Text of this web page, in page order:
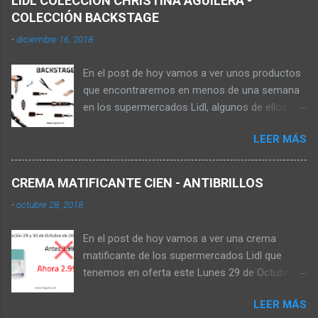
COLECCIÓN BACKSTAGE
-diciembre 16, 2018
En el post de hoy vamos a ver unos productos
que encontraremos en menos de una semana
en los supermercados Lidl, algunos de ellos se
supermercados, pagando los gastos de envío,
aunque no sale de almacenes el producto
tienda este 22 de Diciembre de 2018 tal y como
podemos ver en el folleto de los
supermercados. ONDULADORA DE PELO Con
180 ºC, tiene tres años de garantía y se
LEER MÁS
CREMA MATIFICANTE CIEN - ANTIBRILLOS
-octubre 28, 2018
En el post de hoy vamos a ver una crema
matificante de los supermercados Lidl que
tenemos en oferta este Lunes 29 de Octubre
vuestro supermercado puede que osLEER MÁS